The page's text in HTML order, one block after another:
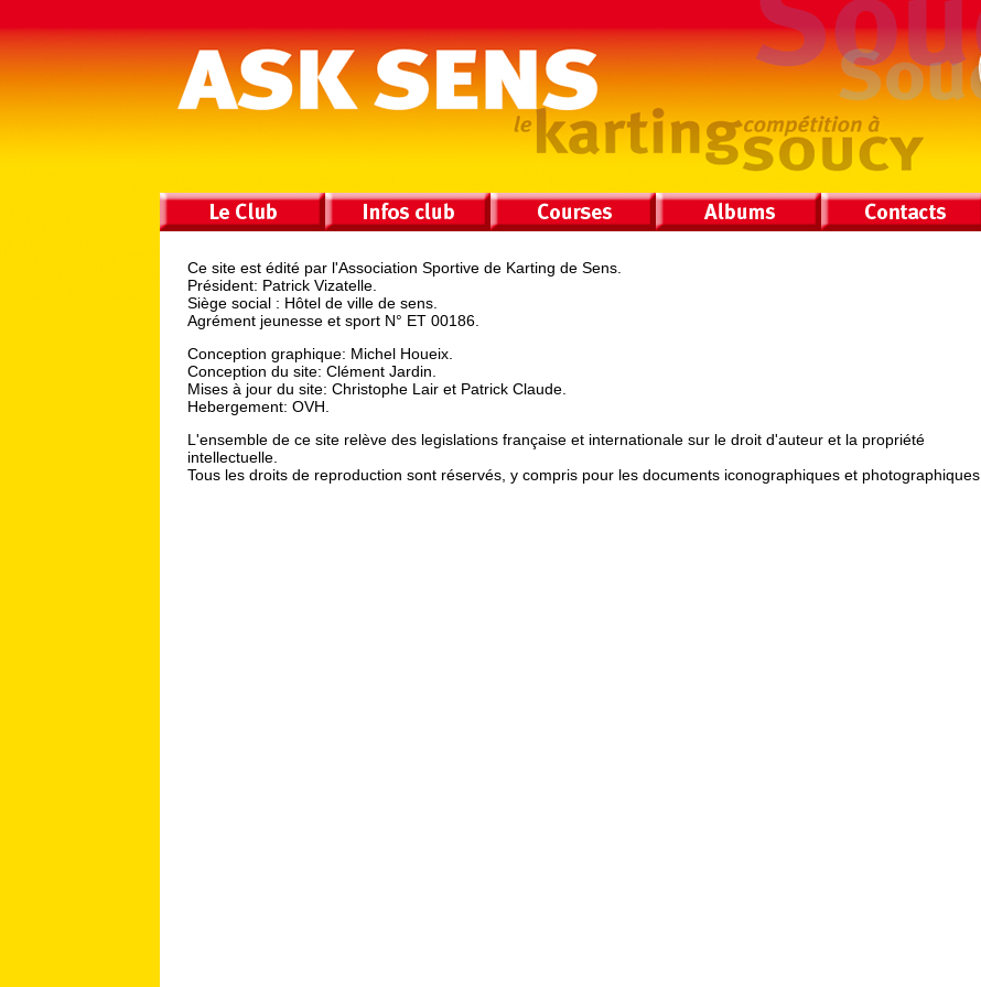
Ce site est édité par l'Association Sportive de Karting de Sens.
Président: Patrick Vizatelle.
Siège social : Hôtel de ville de sens.
Agrément jeunesse et sport N° ET 00186.
Conception graphique: Michel Houeix.
Conception du site: Clément Jardin.
Mises à jour du site: Christophe Lair et Patrick Claude.
Hebergement: OVH.
L'ensemble de ce site relève des legislations française et internationale sur le droit d'auteur et la propriété
intellectuelle.
Tous les droits de reproduction sont réservés, y compris pour les documents iconographiques et photographiques.